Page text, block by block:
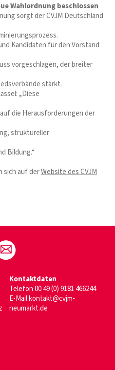
Wahlordnung beschlossen
sorgt der CVJM Deutschland
Kandidaten für den Vorstand
vorgeschlagen, der breiter
stärkt.
„Diese
die Herausforderungen der
struktureller
Bildung.“
sich auf derWebsite des CVJM
Kontaktdaten
Telefon00 49 (0) 9181 466244
E-Mailkontakt@cvjm-
neumarkt.de